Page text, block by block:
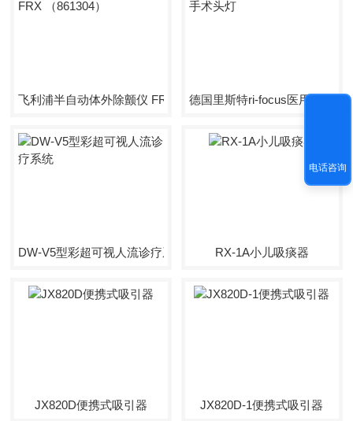
飞利浦半自动体外除颤仪 FRX （861304）德国里斯特ri-focus医用手术头
DW-V5型彩超可视人流诊疗系统 RX-1A小儿吸痰器
JX820D便携式吸引器 JX820D-1便携式吸引器
电话咨询